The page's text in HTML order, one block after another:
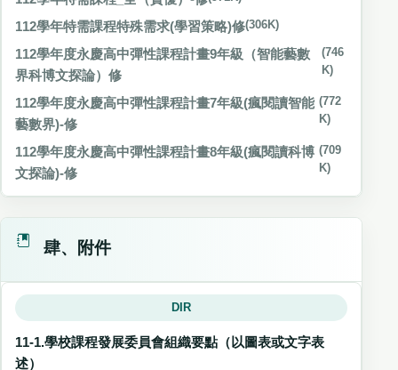
112學年特需課程特殊需求(學習策略)修(306K)
112學年度永慶高中彈性課程計畫9年級（智能藝數
界科博文探論）修
(746
K)
112學年度永慶高中彈性課程計畫7年級(瘋閱讀智能
藝數界)-修
(772
K)
112學年度永慶高中彈性課程計畫8年級(瘋閱讀科博
文探論)-修
(709
K)
肆、附件
DIR
11-1.學校課程發展委員會組織要點（以圖表或文字表
述）